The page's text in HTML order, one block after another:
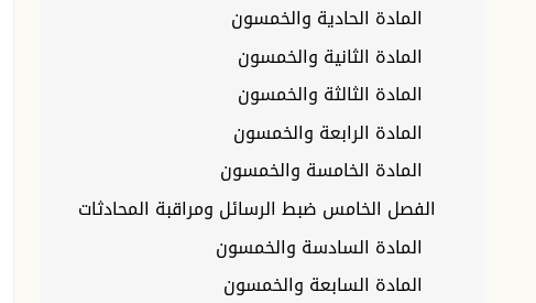
المادة الحادية والخمسون
المادة الثانية والخمسون
المادة الثالثة والخمسون
المادة الرابعة والخمسون
المادة الخامسة والخمسون
الفصل الخامس ضبط الرسائل ومراقبة المحادثات
المادة السادسة والخمسون
المادة السابعة والخمسون